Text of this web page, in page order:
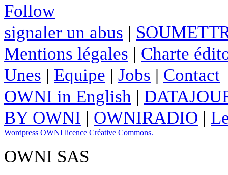
Follow
signaler un abus |
Mentions légales | Charte
Unes | Equipe | Jobs | Contact
OWNI in English |
BY OWNI | OWNIRADIO |
Wordpress OWNI licence Créative Commons.
OWNI SAS